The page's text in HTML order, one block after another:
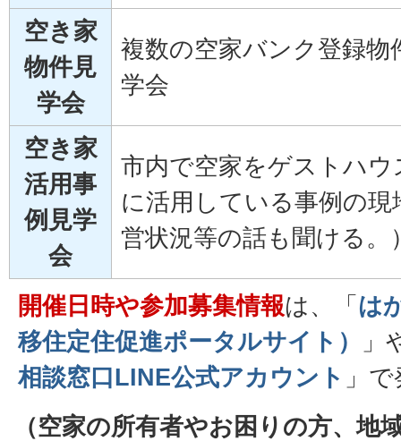
空き家
物件見
学会
複数の空家バンク登録物
学会
空き家
活用事
例見学
会
市内で空家をゲストハウ
に活用している事例の現
営状況等の話も聞ける。
開催日時や参加募集情報は、「 は
移住定住促進ポータルサイト）
」
相談窓口LINE公式アカウント 」
（空家の所有者やお困りの方、地